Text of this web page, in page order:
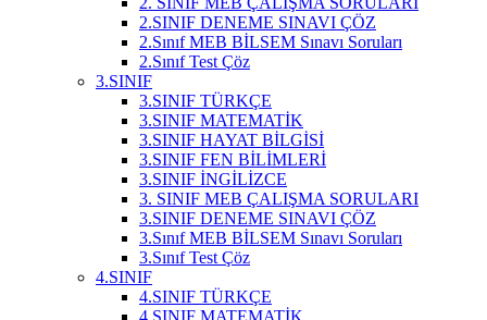
2.SINIF DENEME SINAVI ÇÖZ
2.Sınıf MEB BİLSEM Sınavı Soruları
2.Sınıf Test Çöz
3.SINIF
3.SINIF TÜRKÇE
3.SINIF MATEMATİK
3.SINIF HAYAT BİLGİSİ
3.SINIF FEN BİLİMLERİ
3.SINIF İNGİLİZCE
3. SINIF MEB ÇALIŞMA SORULARI
3.SINIF DENEME SINAVI ÇÖZ
3.Sınıf MEB BİLSEM Sınavı Soruları
3.Sınıf Test Çöz
4.SINIF
4.SINIF TÜRKÇE
4.SINIF MATEMATİK